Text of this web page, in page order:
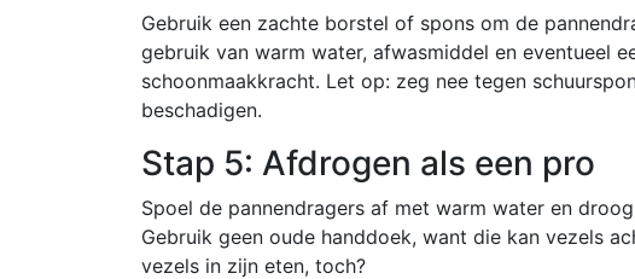
Gebruik een zachte borstel of spons om de
gebruik van warm water, afwasmiddel en eventueel
schoonmaakkracht. Let op: zeg nee tegen
beschadigen.
Stap 5: Afdrogen als een pro
Spoel de pannendragers af met warm water en
Gebruik geen oude handdoek, want die kan vezels
vezels in zijn eten, toch?